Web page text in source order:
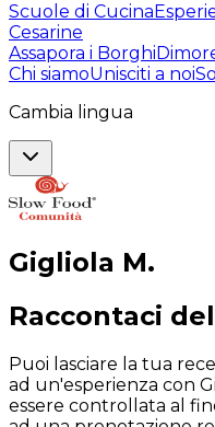
Scuole di Cucina
Cesarine
Assapora i Borghi
Chi siamoUnisciti a noi
Cambia lingua
Gigliola M.
Raccontaci
Puoi lasciare la tua
ad un'esperienza con
essere controllata al